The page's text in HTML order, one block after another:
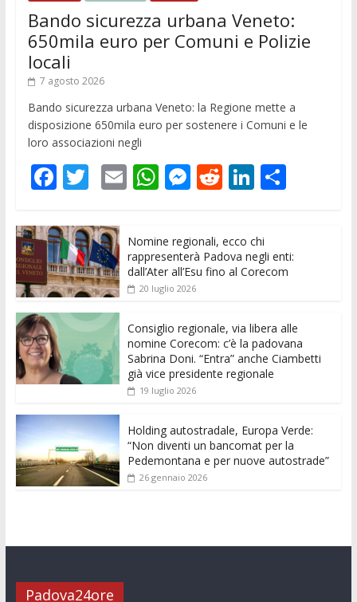
Bando sicurezza urbana Veneto:
650mila euro per Comuni e Polizie
locali
7 agosto 2026
Bando sicurezza urbana Veneto: la Regione mette a
disposizione 650mila euro per sostenere i Comuni e le
loro associazioni negli
F
e
b
o
o
k
T
itt
er
E
l
W
s
A
p
p
M
ss
e
n
er
R
di
t
Li
k
e
dI
C
di
vi
Nomine regionali, ecco chi
rappresenterà Padova negli enti:
dall’Ater all’Esu fino al Corecom
20 luglio 2026
Consiglio regionale, via libera alle
nomine Corecom: c’è la padovana
Sabrina Doni. “Entra” anche Ciambetti
già vice presidente regionale
19 luglio 2026
Holding autostradale, Europa Verde:
“Non diventi un bancomat per la
Pedemontana e per nuove autostrade”
26 gennaio 2026
Padova24ore